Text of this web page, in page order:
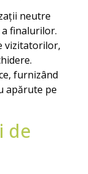
neutre
finalurilor.
vizitatorilor,
furnizând
apărute pe
de